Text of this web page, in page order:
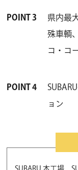
POINT 3
県内最
殊車輌
コ・コ
POINT 4
ョン
SUBARU 本工場、